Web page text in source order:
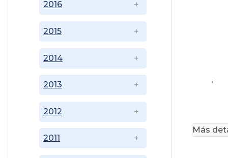
2011
2012
2013
2014
2015
2016
'
Más